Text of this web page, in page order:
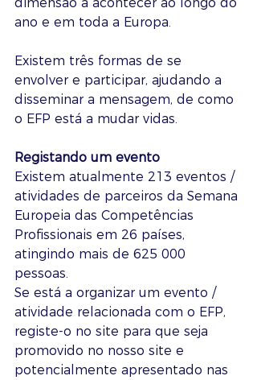
ano e em toda a Europa.
Existem três formas de se
envolver e participar, ajudando a
disseminar a mensagem, de como
o EFP está a mudar vidas.
Registando um evento
Existem atualmente 213 eventos /
atividades de parceiros da Semana
Europeia das Competências
Profissionais em 26 países,
atingindo mais de 625 000
pessoas.
Se está a organizar um evento /
atividade relacionada com o EFP,
registe-o no site para que seja
promovido no nosso site e
potencialmente apresentado nas